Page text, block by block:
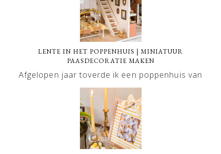
LENTE IN HET POPPENHUIS | MINIATUUR
PAASDECORATIE MAKEN
Afgelopen jaar toverde ik een poppenhuis van